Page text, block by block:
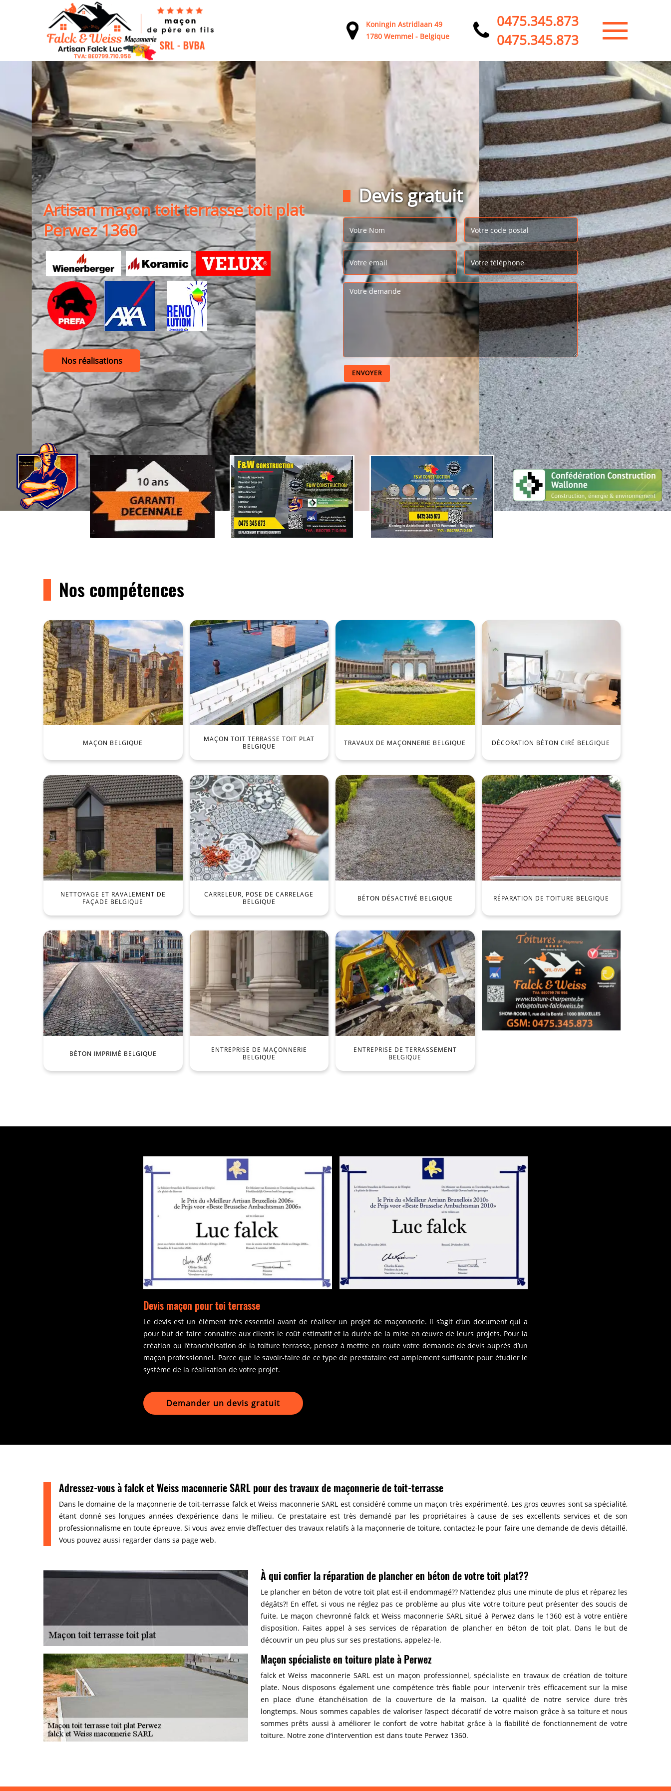
Koningin Astridlaan 49
1780 Wemmel - Belgique
0475.345.873
0475.345.873
Artisan maçon toit terrasse toit plat
Perwez 1360
Nos réalisations
Devis gratuit
Nos compétences
MAÇON BELGIQUE
MAÇON TOIT TERRASSE TOIT PLAT
BELGIQUE
TRAVAUX DE MAÇONNERIE BELGIQUE DÉCORATION BÉTON CIRÉ BELGIQUE
NETTOYAGE ET RAVALEMENT DE
FAÇADE BELGIQUE
CARRELEUR, POSE DE CARRELAGE
BELGIQUE
BÉTON DÉSACTIVÉ BELGIQUE RÉPARATION DE TOITURE BELGIQUE
BÉTON IMPRIMÉ BELGIQUE
ENTREPRISE DE MAÇONNERIE
BELGIQUE
ENTREPRISE DE TERRASSEMENT
BELGIQUE
Devis maçon pour toi terrasse
Le devis est un élément très essentiel avant de réaliser un projet de maçonnerie. Il s’agit d’un document qui a
pour but de faire connaitre aux clients le coût estimatif et la durée de la mise en œuvre de leurs projets. Pour la
création ou l’étanchéisation de la toiture terrasse, pensez à mettre en route votre demande de devis auprès d’un
maçon professionnel. Parce que le savoir-faire de ce type de prestataire est amplement suffisante pour étudier le
système de la réalisation de votre projet.
Demander un devis gratuit
Adressez-vous à falck et Weiss maconnerie SARL pour des travaux de maçonnerie de toit-terrasse
Dans le domaine de la maçonnerie de toit-terrasse falck et Weiss maconnerie SARL est considéré comme un maçon très expérimenté. Les gros œuvres sont sa spécialité,
étant donné ses longues années d’expérience dans le milieu. Ce prestataire est très demandé par les propriétaires à cause de ses excellents services et de son
professionnalisme en toute épreuve. Si vous avez envie d’effectuer des travaux relatifs à la maçonnerie de toiture, contactez-le pour faire une demande de devis détaillé.
Vous pouvez aussi regarder dans sa page web.
À qui confier la réparation de plancher en béton de votre toit plat??
Le plancher en béton de votre toit plat est-il endommagé?? N’attendez plus une minute de plus et réparez les
dégâts?! En effet, si vous ne réglez pas ce problème au plus vite votre toiture peut présenter des soucis de
fuite. Le maçon chevronné falck et Weiss maconnerie SARL situé à Perwez dans le 1360 est à votre entière
disposition. Faites appel à ses services de réparation de plancher en béton de toit plat. Dans le but de
découvrir un peu plus sur ses prestations, appelez-le.
Maçon spécialiste en toiture plate à Perwez
falck et Weiss maconnerie SARL est un maçon professionnel, spécialiste en travaux de création de toiture
plate. Nous disposons également une compétence très fiable pour intervenir très efficacement sur la mise
en place d’une étanchéisation de la couverture de la maison. La qualité de notre service dure très
longtemps. Nous sommes capables de valoriser l’aspect décoratif de votre maison grâce à sa toiture et nous
sommes prêts aussi à améliorer le confort de votre habitat grâce à la fiabilité de fonctionnement de votre
toiture. Notre zone d’intervention est dans toute Perwez 1360.